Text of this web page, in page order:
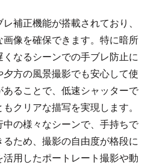
補正機能が搭載されており、
像を確保できます。特に暗所
なるシーンでの手ブレ防止に
方の風景撮影でも安心して使
ることで、低速シャッターで
クリアな描写を実現します。
中の様々なシーンで、手持ちで
ため、撮影の自由度が格段に
用したポートレート撮影や動